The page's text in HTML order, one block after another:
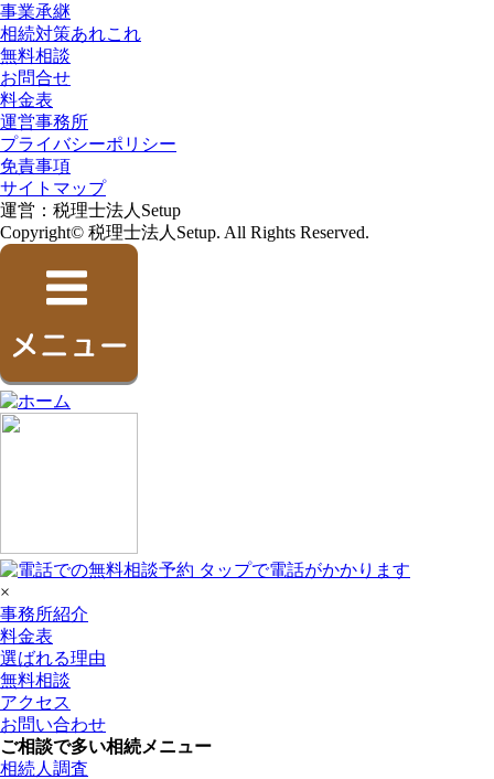
事業承継
相続対策あれこれ
無料相談
お問合せ
料金表
運営事務所
プライバシーポリシー
免責事項
サイトマップ
運営：税理士法人Setup
Copyright© 税理士法人Setup. All Rights Reserved.
×
事務所紹介
料金表
選ばれる理由
無料相談
アクセス
お問い合わせ
ご相談で多い相続メニュー
相続人調査